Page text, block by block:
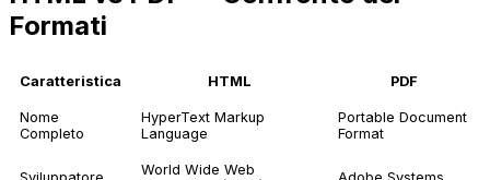
Formati
Caratteristica HTML PDF
Nome
Completo
HyperText Markup
Language
Portable Document
Format
World Wide Web